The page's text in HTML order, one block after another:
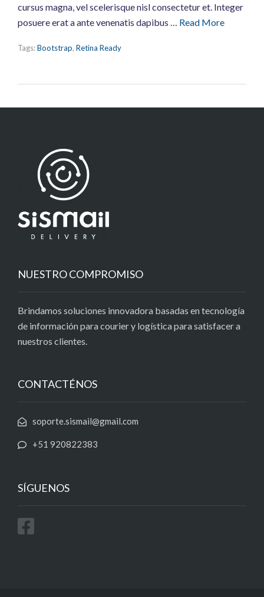
cursus magna, vel scelerisque nisl consectetur et. Integer
posuere erat a ante venenatis dapibus … Read More
Tags:Bootstrap, Retina Ready
NUESTRO COMPROMISO
Brindamos soluciones innovadora basadas en tecnología
de información para courier y logística para satisfacer a
nuestros clientes.
CONTACTÉNOS
soporte.sismail@gmail.com
+51 920822383
SÍGUENOS